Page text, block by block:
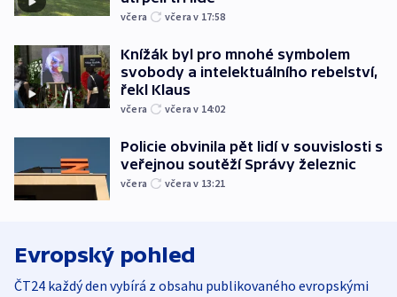
včera včera v 17:58
Knížák byl pro mnohé symbolem
svobody a intelektuálního rebelství,
řekl Klaus
včera včera v 14:02
Policie obvinila pět lidí v souvislosti s
veřejnou soutěží Správy železnic
včera včera v 13:21
Evropský pohled
ČT24 každý den vybírá z obsahu publikovaného evropskými